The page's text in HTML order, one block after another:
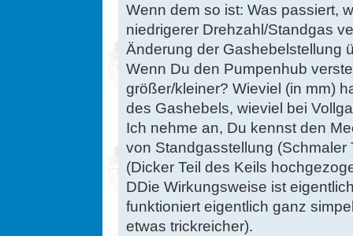
Wenn dem so ist: Was passiert,
niedrigerer Drehzahl/Standgas
Änderung der Gashebelstellung
Wenn Du den Pumpenhub
größer/kleiner? Wieviel (in mm)
des Gashebels, wieviel bei
Ich nehme an, Du kennst den
von Standgasstellung
(Dicker Teil des Keils
DDie Wirkungsweise ist
funktioniert eigentlich ganz
etwas trickreicher).